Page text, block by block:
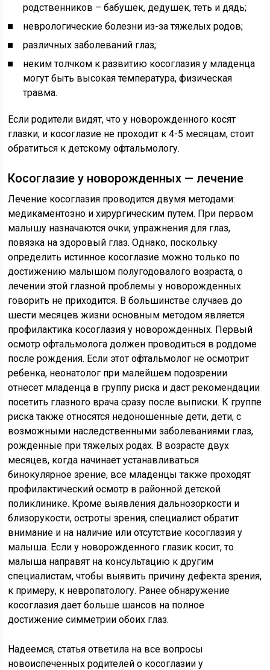
родственников – бабушек, дедушек, теть и дядь;
неврологические болезни из-за тяжелых родов;
различных заболеваний глаз;
неким толчком к развитию косоглазия у младенца
могут быть высокая температура, физическая
травма.
Если родители видят, что у новорожденного косят
глазки, и косоглазие не проходит к 4-5 месяцам, стоит
обратиться к детскому офтальмологу.
Косоглазие у новорожденных — лечение
Лечение косоглазия проводится двумя методами:
медикаментозно и хирургическим путем. При первом
малышу назначаются очки, упражнения для глаз,
повязка на здоровый глаз. Однако, поскольку
определить истинное косоглазие можно только по
достижению малышом полугодовалого возраста, о
лечении этой глазной проблемы у новорожденных
говорить не приходится. В большинстве случаев до
шести месяцев жизни основным методом является
профилактика косоглазия у новорожденных. Первый
осмотр офтальмолога должен проводиться в роддоме
после рождения. Если этот офтальмолог не осмотрит
ребенка, неонатолог при малейшем подозрении
отнесет младенца в группу риска и даст рекомендации
посетить глазного врача сразу после выписки. К группе
риска также относятся недоношенные дети, дети, с
возможными наследственными заболеваниями глаз,
рожденные при тяжелых родах. В возрасте двух
месяцев, когда начинает устанавливаться
бинокулярное зрение, все младенцы также проходят
профилактический осмотр в районной детской
поликлинике. Кроме выявления дальнозоркости и
близорукости, остроты зрения, специалист обратит
внимание и на наличие или отсутствие косоглазия у
малыша. Если у новорожденного глазик косит, то
малыша направят на консультацию к другим
специалистам, чтобы выявить причину дефекта зрения,
к примеру, к невропатологу. Ранее обнаружение
косоглазия дает больше шансов на полное
достижение симметрии обоих глаз.
Надеемся, статья ответила на все вопросы
новоиспеченных родителей о косоглазии у